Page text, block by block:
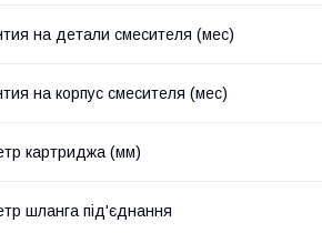
на детали смесителя (мес)
на корпус смесителя (мес)
картриджа (мм)
шланга під'єднання